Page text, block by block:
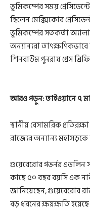
ভূমিকম্পের সময়
ছিলেন মেক্সিকোর
ভূমিকম্পের সতকর্তা
অন্যান্যরা
শিনবাউম পুনরায় প্রেস
আরও পড়ুন:তাইওয়ানে ৭
স্থানীয় বেসামরিক
রাজ্যের অন্যান্য
গুয়েরেরোর গভর্নর এভলিন
কাছে ৫০ বছর বয়সি এক
জানিয়েছেন, গুয়েরেরোর
বড় ধরনের ক্ষয়ক্ষতি